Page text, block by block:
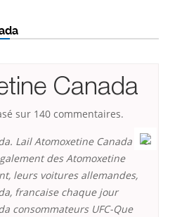
Canada
sur 140 commentaires.
Lail Atomoxetine Canada
des Atomoxetine
leurs voitures allemandes,
francaise chaque jour
consommateurs UFC-Que